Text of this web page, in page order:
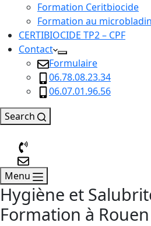
Formation Ceritbiocide
Formation au
CERTIBIOCIDE TP2 – CPF
Contact
Formulaire
06.78.08.23.34
06.07.01.96.56
Search
Menu
Hygiène et
Formation à Rouen